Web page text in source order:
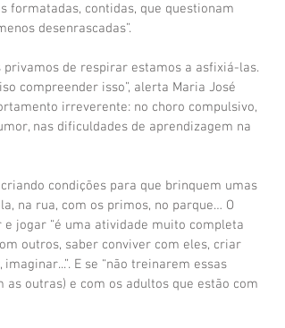
formatadas, contidas, que questionam
desenrascadas”.
privamos de respirar estamos a asfixiá-las.
compreender isso”, alerta Maria José
irreverente: no choro compulsivo,
nas dificuldades de aprendizagem na
condições para que brinquem umas
na rua, com os primos, no parque… O
jogar “é uma atividade muito completa
outros, saber conviver com eles, criar
E se “não treinarem essas
outras) e com os adultos que estão com